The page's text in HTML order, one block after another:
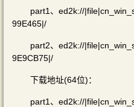
part1、ed2k://
99E465|/
part2、ed2k://
9E9CB75|/
下载地址(64位)：
part1、ed2k://